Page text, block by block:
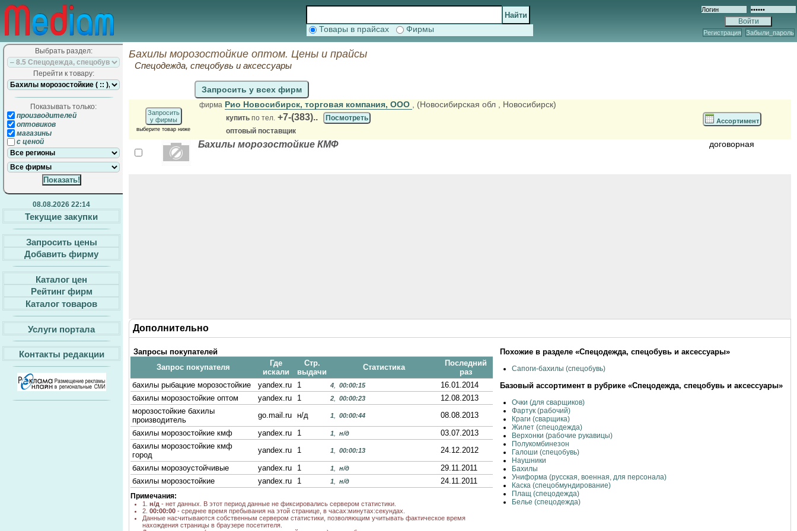
Товары в прайсах Фирмы Регистрация Забыли_пароль
Выбрать раздел:
Перейти к товару:
Показывать только:
производителей
оптовиков
магазины
с ценой
08.08.2026 22:14
Текущие закупки
Запросить цены
Добавить фирму
Каталог цен
Рейтинг фирм
Каталог товаров
Услуги портала
Контакты редакции
Бахилы морозостойкие оптом. Цены и прайсы
Спецодежда, спецобувь и аксессуары
Запросить у всех фирм
Запросить
у фирмы
выберите товар ниже
фирма Рио Новосибирск, торговая компания, ООО , (Новосибирская обл , Новосибирск)
купить по тел. +7-(383)..
Посмотреть
оптовый поставщик
Ассортимент
Бахилы морозостойкие КМФ договорная
Дополнительно
Запросы покупателей
Запрос покупателя
Где
искали
Стр.
выдачи
Статистика
Последний
раз
бахилы рыбацкие морозостойкие
yandex.ru 1 4 00:00:15
16.01.2014
бахилы морозостойкие оптом
yandex.ru 1 2 00:00:23
12.08.2013
морозостойкие бахилы
производитель
go.mail.ru н/д 1 00:00:44
08.08.2013
бахилы морозостойкие кмф
yandex.ru 1 1 н/д
03.07.2013
бахилы морозостойкие кмф
город
yandex.ru 1 1 00:00:13
24.12.2012
бахилы морозоустойчивые
yandex.ru 1 1 н/д
29.11.2011
бахилы морозостойкие
yandex.ru 1 1 н/д 24.11.2011
Примечания:
1. н/д - нет данных. В этот период данные не фиксировались сервером статистики.
2. 00:00:00 - среднее время пребывания на этой странице, в часах:минутах:секундах.
Данные насчитываются собственным сервером статистики, позволяющим учитывать фактическое время
нахождения страницы в браузере посетителя.
Похожие в разделе «Спецодежда, спецобувь и аксессуары»
Сапоги-бахилы (спецобувь)
Базовый ассортимент в рубрике «Спецодежда, спецобувь и аксессуары»
Очки (для сварщиков)
Фартук (рабочий)
Краги (сварщика)
Жилет (спецодежда)
Верхонки (рабочие рукавицы)
Полукомбинезон
Галоши (спецобувь)
Наушники
Бахилы
Униформа (русская, военная, для персонала)
Каска (спецобмундирование)
Плащ (спецодежда)
Белье (спецодежда)